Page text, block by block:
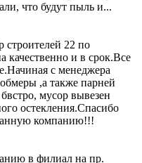
что будут пыль и...
строителей 22 по
качественно и в срок.Все
с менеджера
,а также парней
мусор вывезен
остекления.Спасибо
компанию!!!
в филиал на пр.